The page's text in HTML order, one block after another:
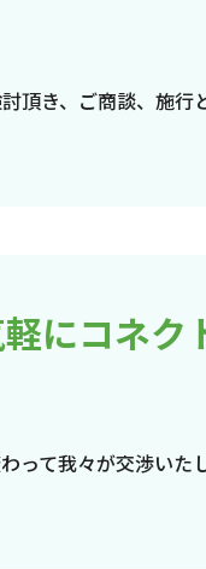
頂き、ご商談、施行
にコネク
って我々が交渉いた